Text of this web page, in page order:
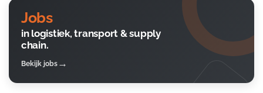
Jobs
in logistiek, transport & supply
chain.
Bekijk jobs